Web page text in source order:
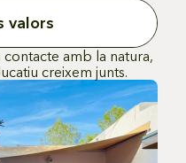
valors
amb la natura,
creixem junts.